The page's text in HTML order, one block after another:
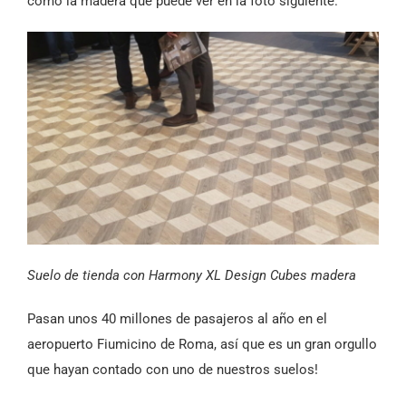
Suelo de tienda con Harmony XL Design Cubes madera
Pasan unos 40 millones de pasajeros al año en el
aeropuerto Fiumicino de Roma, así que es un gran orgullo
que hayan contado con uno de nuestros suelos!